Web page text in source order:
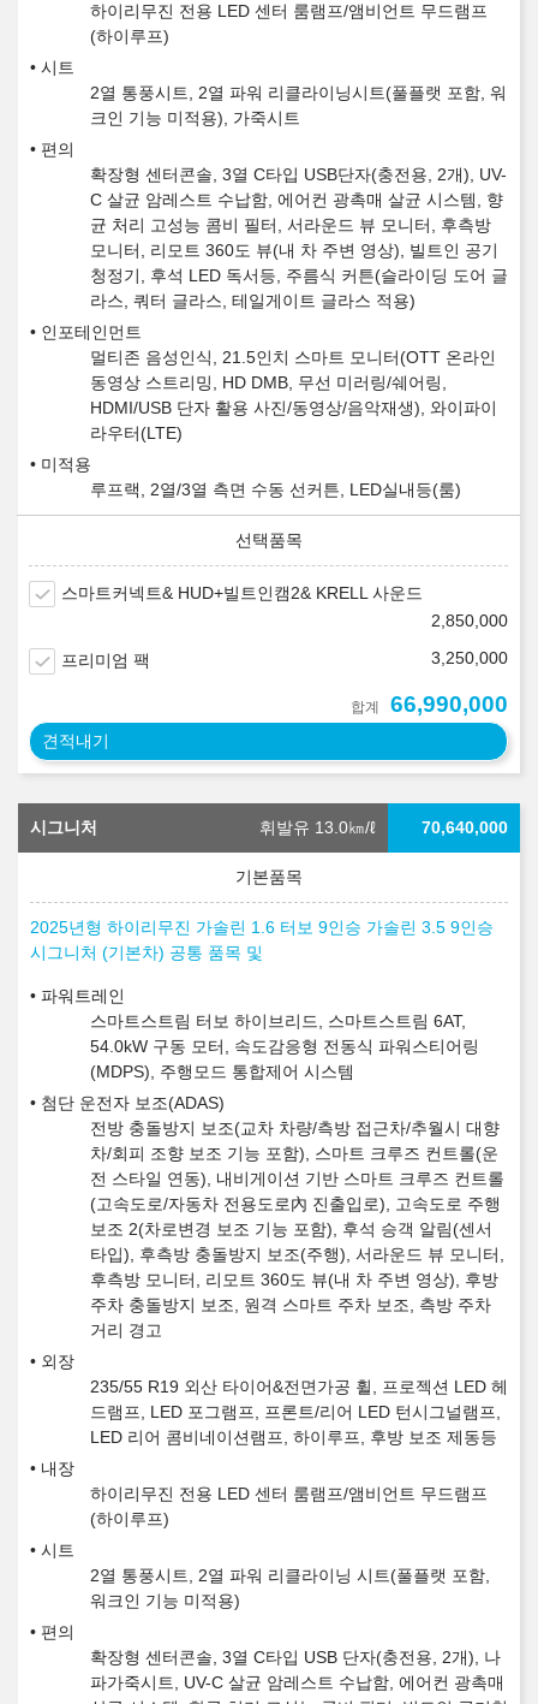
하이리무진 전용 LED 센터 룸램프/앰비언트 무드램프
(하이루프)
시트
2열 통풍시트, 2열 파워 리클라이닝시트(풀플랫 포함, 워
크인 기능 미적용), 가죽시트
편의
확장형 센터콘솔, 3열 C타입 USB단자(충전용, 2개), UV-
C 살균 암레스트 수납함, 에어컨 광촉매 살균 시스템, 향
균 처리 고성능 콤비 필터, 서라운드 뷰 모니터, 후측방
모니터, 리모트 360도 뷰(내 차 주변 영상), 빌트인 공기
청정기, 후석 LED 독서등, 주름식 커튼(슬라이딩 도어 글
라스, 쿼터 글라스, 테일게이트 글라스 적용)
인포테인먼트
멀티존 음성인식, 21.5인치 스마트 모니터(OTT 온라인
동영상 스트리밍, HD DMB, 무선 미러링/쉐어링,
HDMI/USB 단자 활용 사진/동영상/음악재생), 와이파이
라우터(LTE)
미적용
루프랙, 2열/3열 측면 수동 선커튼, LED실내등(룸)
스마트커넥트& HUD+빌트인캠2& KRELL 사운드
2,850,000
프리미엄 팩 3,250,000
합계 66,990,000
견적내기
시그니처 휘발유 13.0㎞/ℓ 70,640,000
2025년형 하이리무진 가솔린 1.6 터보 9인승 가솔린 3.5 9인승
시그니처 (기본차) 공통 품목 및
파워트레인
스마트스트림 터보 하이브리드, 스마트스트림 6AT,
54.0kW 구동 모터, 속도감응형 전동식 파워스티어링
(MDPS), 주행모드 통합제어 시스템
첨단 운전자 보조(ADAS)
전방 충돌방지 보조(교차 차량/측방 접근차/추월시 대향
차/회피 조향 보조 기능 포함), 스마트 크루즈 컨트롤(운
전 스타일 연동), 내비게이션 기반 스마트 크루즈 컨트롤
(고속도로/자동차 전용도로內 진출입로), 고속도로 주행
보조 2(차로변경 보조 기능 포함), 후석 승객 알림(센서
타입), 후측방 충돌방지 보조(주행), 서라운드 뷰 모니터,
후측방 모니터, 리모트 360도 뷰(내 차 주변 영상), 후방
주차 충돌방지 보조, 원격 스마트 주차 보조, 측방 주차
거리 경고
외장
235/55 R19 외산 타이어&전면가공 휠, 프로젝션 LED 헤
드램프, LED 포그램프, 프론트/리어 LED 턴시그널램프,
LED 리어 콤비네이션램프, 하이루프, 후방 보조 제동등
내장
하이리무진 전용 LED 센터 룸램프/앰비언트 무드램프
(하이루프)
시트
2열 통풍시트, 2열 파워 리클라이닝 시트(풀플랫 포함,
워크인 기능 미적용)
편의
확장형 센터콘솔, 3열 C타입 USB 단자(충전용, 2개), 나
파가죽시트, UV-C 살균 암레스트 수납함, 에어컨 광촉매